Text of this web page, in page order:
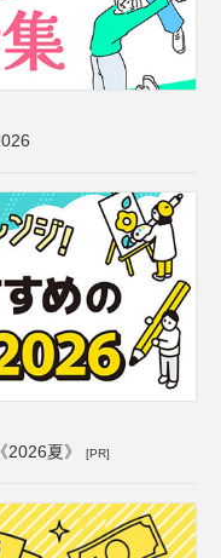
2026夏》 [PR]